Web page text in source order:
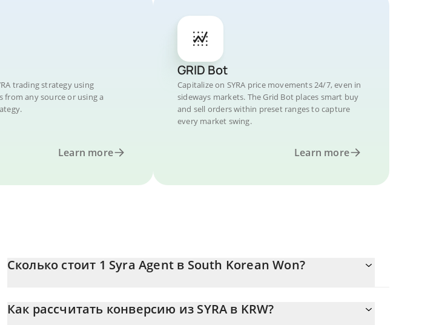
trading strategy using
from any source or using a
Learn more
GRID Bot
Capitalize on SYRA price movements 24/7, even in
sideways markets. The Grid Bot places smart buy
and sell orders within preset ranges to capture
every market swing.
Learn more
Сколько стоит 1 Syra Agent в South Korean Won?
На данный момент 1 Syra Agent равно 0.091922 {toSymbol
Как рассчитать конверсию из SYRA в KRW?